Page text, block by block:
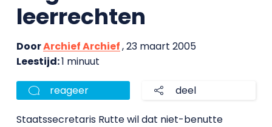
leerrechten
DoorArchief Archief, 23 maart 2005
Leestijd:1 minuut
reageer deel
Staatssecretaris Rutte wil dat niet-benutte